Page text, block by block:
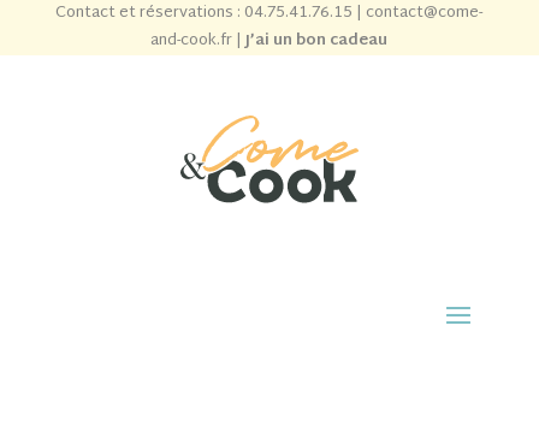
Contact et réservations : 04.75.41.76.15 | contact@come-
and-cook.fr|J’ai un bon cadeau